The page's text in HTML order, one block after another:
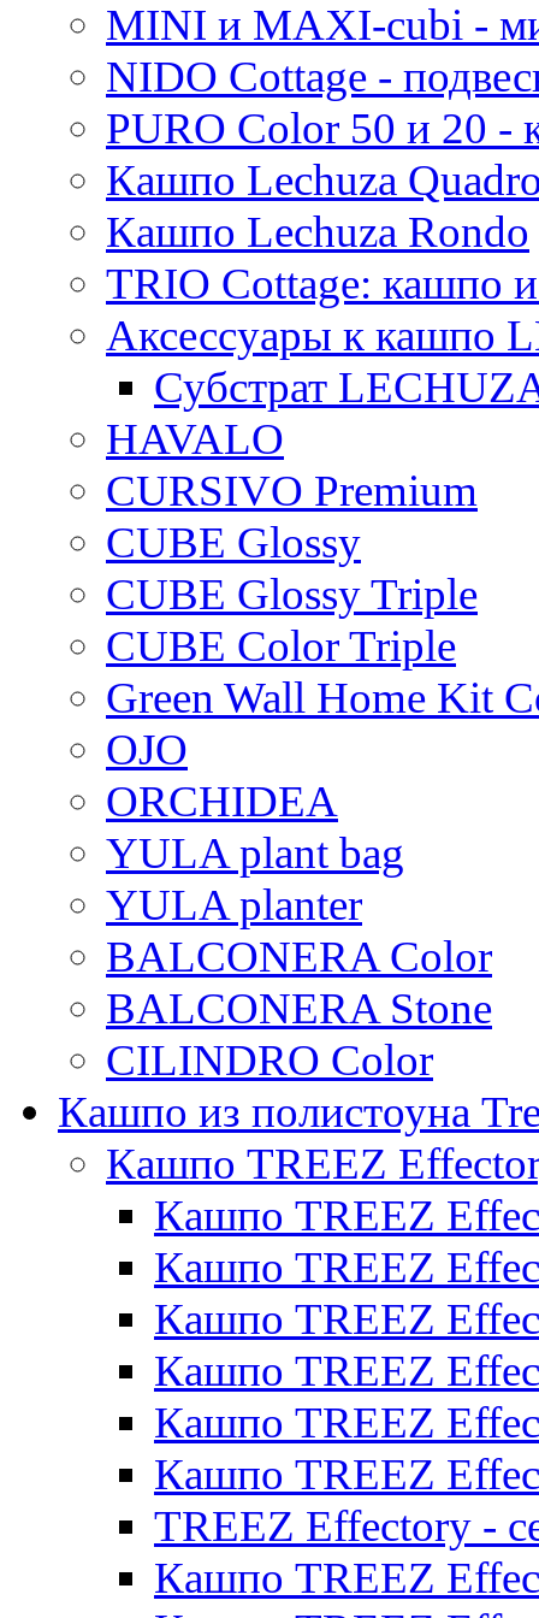
MINI и MAXI-cubi -
NIDO Cottage -
PURO Color 50 и 20
Кашпо Lechuza
Кашпо Lechuza Rondo
TRIO Cottage: кашпо
Аксессуары к кашпо
Субстрат
HAVALO
CURSIVO Premium
CUBE Glossy
CUBE Glossy Triple
CUBE Color Triple
Green Wall Home Kit
OJO
ORCHIDEA
YULA plant bag
YULA planter
BALCONERA Color
BALCONERA Stone
CILINDRO Color
Кашпо из полистоуна
Кашпо TREEZ
Кашпо TREEZ
Кашпо TREEZ
Кашпо TREEZ
Кашпо TREEZ
Кашпо TREEZ
Кашпо TREEZ
TREEZ Effectory -
Кашпо TREEZ